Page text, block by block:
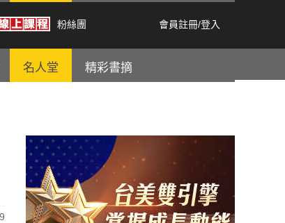
粉絲團 會員註冊/登入
名人堂 精彩書摘